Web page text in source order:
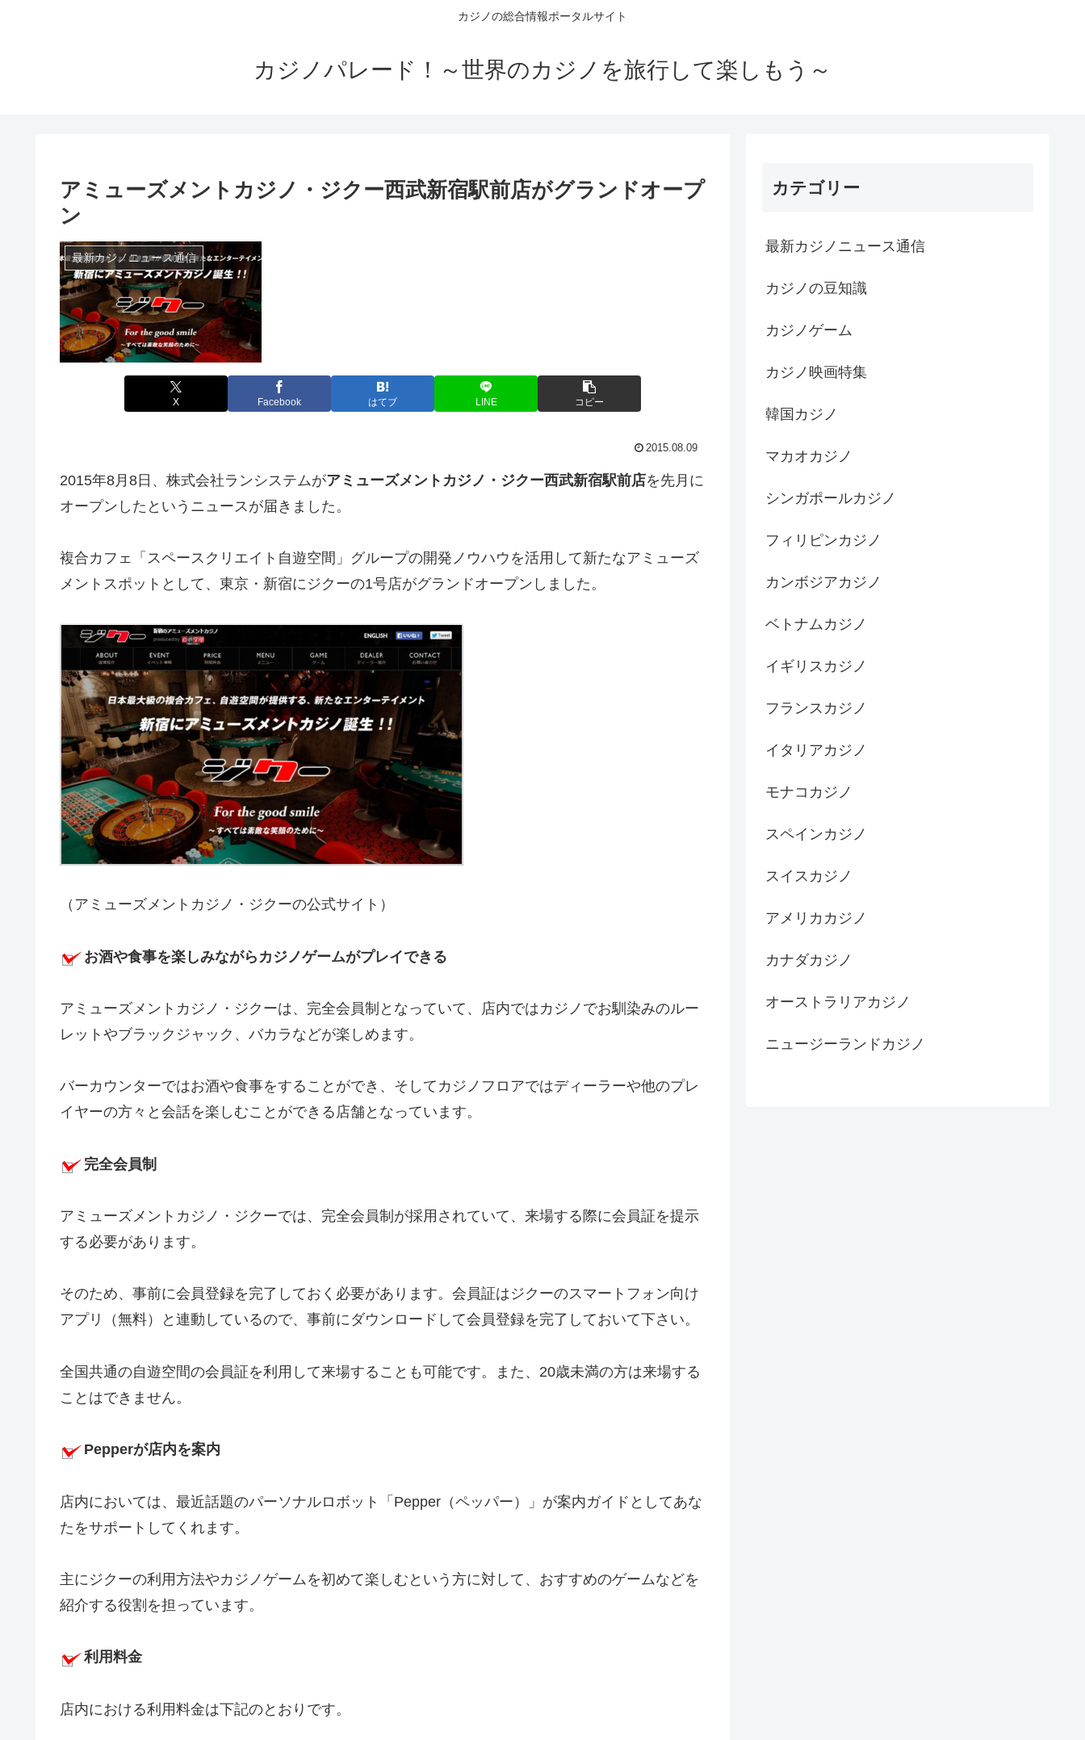
カジノの総合情報ポータルサイト
カジノパレード！～世界のカジノを旅行して楽しもう～
アミューズメントカジノ・ジクー西武新宿駅前店がグランドオープ
ン
最新カジノニュース通信
X Facebook はてブ LINE コピー
2015.08.09
2015年8月8日、株式会社ランシステムがアミューズメントカジノ・ジクー西武新宿駅前店を先月に
オープンしたというニュースが届きました。
複合カフェ「スペースクリエイト自遊空間」グループの開発ノウハウを活用して新たなアミューズ
メントスポットとして、東京・新宿にジクーの1号店がグランドオープンしました。
（アミューズメントカジノ・ジクーの公式サイト）
お酒や食事を楽しみながらカジノゲームがプレイできる
アミューズメントカジノ・ジクーは、完全会員制となっていて、店内ではカジノでお馴染みのルー
レットやブラックジャック、バカラなどが楽しめます。
バーカウンターではお酒や食事をすることができ、そしてカジノフロアではディーラーや他のプレ
イヤーの方々と会話を楽しむことができる店舗となっています。
完全会員制
アミューズメントカジノ・ジクーでは、完全会員制が採用されていて、来場する際に会員証を提示
する必要があります。
そのため、事前に会員登録を完了しておく必要があります。会員証はジクーのスマートフォン向け
アプリ（無料）と連動しているので、事前にダウンロードして会員登録を完了しておいて下さい。
全国共通の自遊空間の会員証を利用して来場することも可能です。また、20歳未満の方は来場する
ことはできません。
Pepperが店内を案内
店内においては、最近話題のパーソナルロボット「Pepper（ペッパー）」が案内ガイドとしてあな
たをサポートしてくれます。
主にジクーの利用方法やカジノゲームを初めて楽しむという方に対して、おすすめのゲームなどを
紹介する役割を担っています。
利用料金
店内における利用料金は下記のとおりです。
カテゴリー
最新カジノニュース通信
カジノの豆知識
カジノゲーム
カジノ映画特集
韓国カジノ
マカオカジノ
シンガポールカジノ
フィリピンカジノ
カンボジアカジノ
ベトナムカジノ
イギリスカジノ
フランスカジノ
イタリアカジノ
モナコカジノ
スペインカジノ
スイスカジノ
アメリカカジノ
カナダカジノ
オーストラリアカジノ
ニュージーランドカジノ